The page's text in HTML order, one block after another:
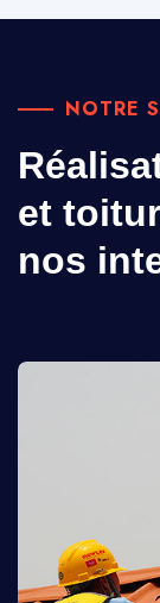
NOTRE
et
nos